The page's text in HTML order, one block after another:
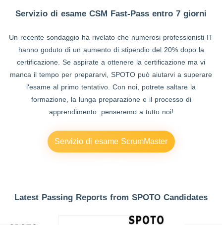
Servizio di esame CSM Fast-Pass entro 7 giorni
Un recente sondaggio ha rivelato che numerosi professionisti IT
hanno goduto di un aumento di stipendio del 20% dopo la
certificazione. Se aspirate a ottenere la certificazione ma vi
manca il tempo per prepararvi, SPOTO può aiutarvi a superare
l'esame al primo tentativo. Con noi, potrete saltare la
formazione, la lunga preparazione e il processo di
apprendimento: penseremo a tutto noi!
Servizio di esame ScrumMaster
Latest Passing Reports from SPOTO Candidates